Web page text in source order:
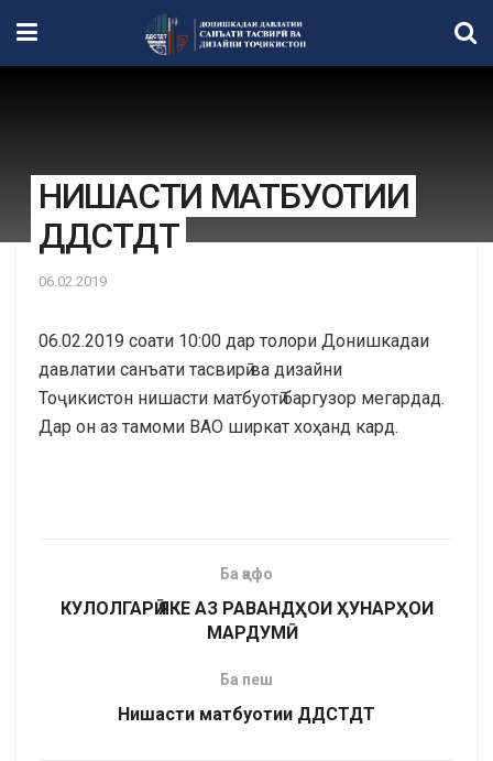
НИШАСТИ МАТБУОТИИ
ДДСТДТ
06.02.2019
06.02.2019 соати 10:00 дар толори Донишкадаи
давлатии санъати тасвирӣ ва дизайни
Тоҷикистон нишасти матбуотӣ баргузор мегардад.
Дар он аз тамоми ВАО ширкат хоҳанд кард.
Ба қафо
КУЛОЛГАРӢ ЯКЕ АЗ РАВАНДҲОИ ҲУНАРҲОИ
МАРДУМӢ
Ба пеш
Нишасти матбуотии ДДСТДТ